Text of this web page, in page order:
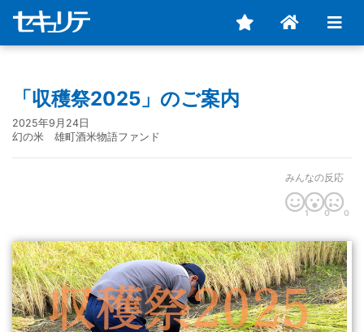
「収穫祭2025」のご案内
2025年9月24日
幻の米 雄町酒米物語ファンド
みんなの反応
1 0 0